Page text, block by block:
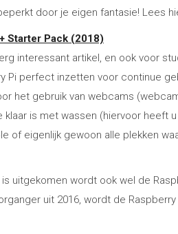
door je eigen fantasie! Lees
Starter Pack (2018)
interessant artikel, en ook voor
Pi perfect inzetten voor continue
het gebruik van webcams
is met wassen (hiervoor heeft
of eigenlijk gewoon alle plekken
uitgekomen wordt ook wel de
uit 2016, wordt de